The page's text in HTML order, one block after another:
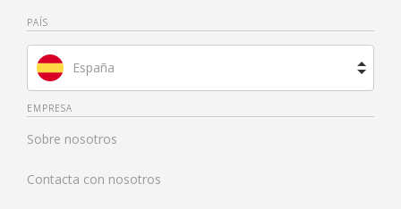
PAÍS
España
Francia
Países Bajos
EMPRESA
Sobre nosotros
Contacta con nosotros